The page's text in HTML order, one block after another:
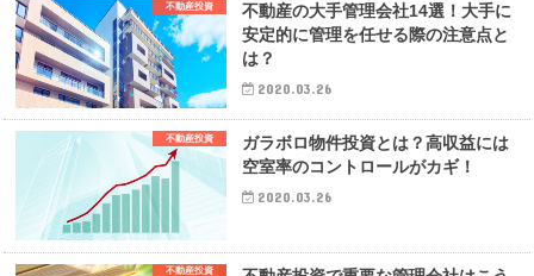
不動産投資
不動産の大手管理会社14選！大手に
安定的に管理を任せる際の注意点と
は？
2020.03.26
不動産投資
ガラボロ物件投資とは？高収益には
空室率のコントロールがカギ！
2020.03.26
不動産投資